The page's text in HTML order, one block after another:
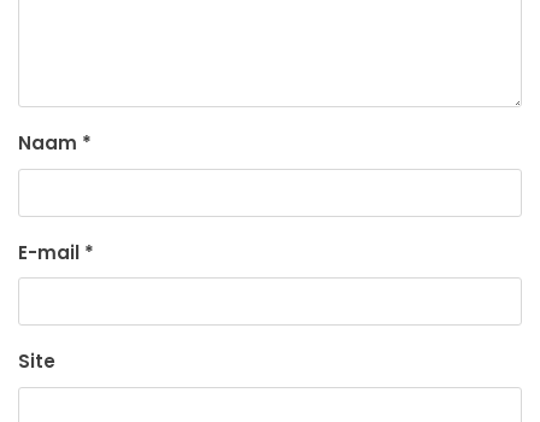
Naam *
E-mail *
Site